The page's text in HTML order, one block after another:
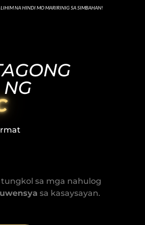
NA HINDI MO MARIRINIG SA SIMBAHAN!
tungkol sa mga nahulog
sa kasaysayan.